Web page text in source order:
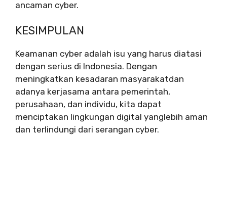
ancaman cyber.
KESIMPULAN
Keamanan cyber adalah isu yang harus diatasi
dengan serius di Indonesia. Dengan
meningkatkan kesadaran masyarakatdan
adanya kerjasama antara pemerintah,
perusahaan, dan individu, kita dapat
menciptakan lingkungan digital yanglebih aman
dan terlindungi dari serangan cyber.